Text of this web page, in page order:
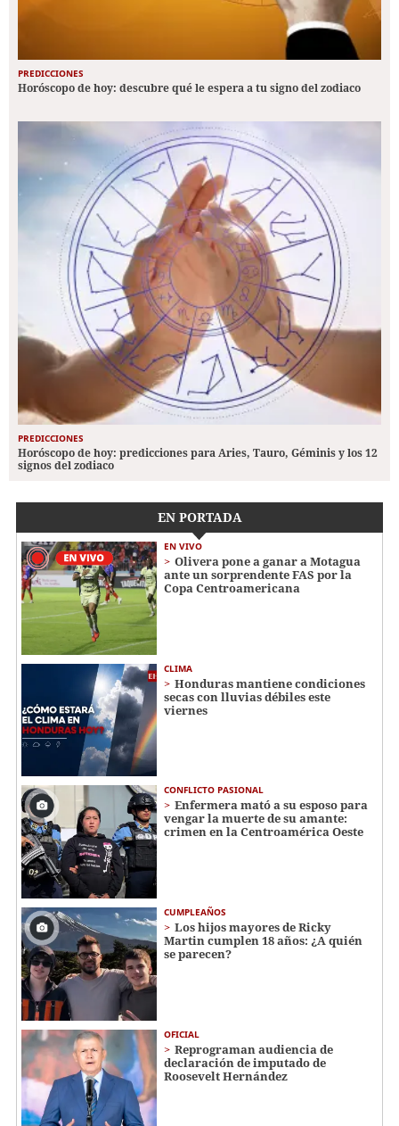
PREDICCIONES
Horóscopo de hoy: descubre qué le espera a tu signo del zodiaco
PREDICCIONES
Horóscopo de hoy: predicciones para Aries, Tauro, Géminis y los 12
signos del zodiaco
EN PORTADA
EN VIVO
Olivera pone a ganar a Motagua
ante un sorprendente FAS por la
Copa Centroamericana
CLIMA
Honduras mantiene condiciones
secas con lluvias débiles este
viernes
CONFLICTO PASIONAL
Enfermera mató a su esposo para
vengar la muerte de su amante:
crimen en la Centroamérica Oeste
CUMPLEAÑOS
Los hijos mayores de Ricky
Martin cumplen 18 años: ¿A quién
se parecen?
OFICIAL
Reprograman audiencia de
declaración de imputado de
Roosevelt Hernández